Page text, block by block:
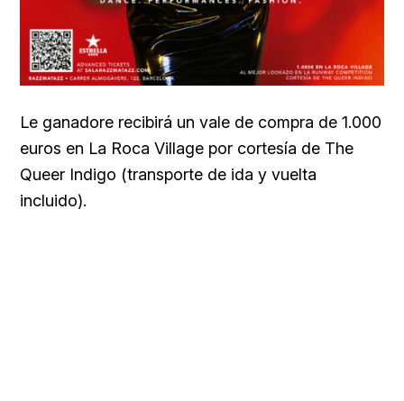
Le ganadore recibirá un vale de compra de 1.000
euros en La Roca Village por cortesía de The
Queer Indigo (transporte de ida y vuelta
incluido).